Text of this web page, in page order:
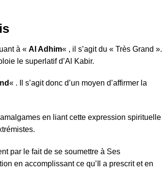
à « Al Adhim« , il s’agit du « Très Grand ».
le superlatif d’Al Kabir.
« . Il s’agit donc d’un moyen d’affirmer la
en liant cette expression spirituelle
par le fait de se soumettre à Ses
en accomplissant ce qu’Il a prescrit et en